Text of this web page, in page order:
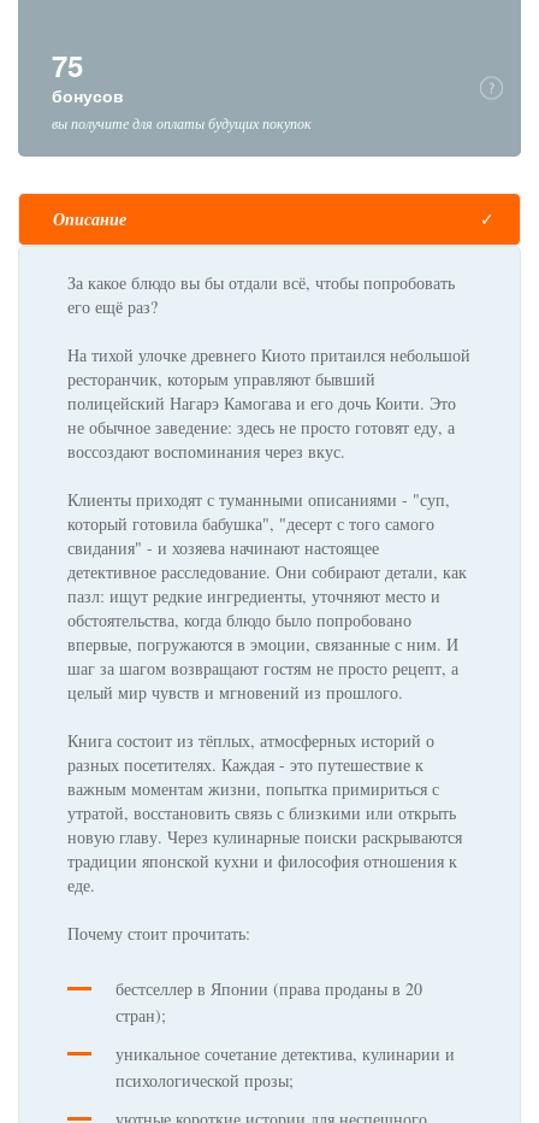
75
бонусов
вы получите для оплаты будущих покупок
Описание
За какое блюдо вы бы отдали всё, чтобы попробовать
его ещё раз?
На тихой улочке древнего Киото притаился небольшой
ресторанчик, которым управляют бывший
полицейский Нагарэ Камогава и его дочь Коити. Это
не обычное заведение: здесь не просто готовят еду, а
воссоздают воспоминания через вкус.
Клиенты приходят с туманными описаниями - "суп,
который готовила бабушка", "десерт с того самого
свидания" - и хозяева начинают настоящее
детективное расследование. Они собирают детали, как
пазл: ищут редкие ингредиенты, уточняют место и
обстоятельства, когда блюдо было попробовано
впервые, погружаются в эмоции, связанные с ним. И
шаг за шагом возвращают гостям не просто рецепт, а
целый мир чувств и мгновений из прошлого.
Книга состоит из тёплых, атмосферных историй о
разных посетителях. Каждая - это путешествие к
важным моментам жизни, попытка примириться с
утратой, восстановить связь с близкими или открыть
новую главу. Через кулинарные поиски раскрываются
традиции японской кухни и философия отношения к
еде.
Почему стоит прочитать:
бестселлер в Японии (права проданы в 20
стран);
уникальное сочетание детектива, кулинарии и
психологической прозы;